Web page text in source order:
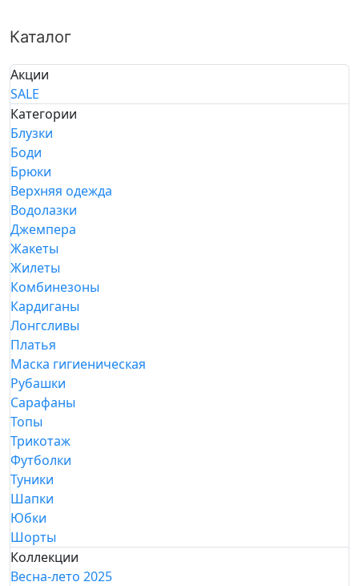
Каталог
Акции
SALE
Категории
Блузки
Боди
Брюки
Верхняя одежда
Водолазки
Джемпера
Жакеты
Жилеты
Комбинезоны
Кардиганы
Лонгсливы
Платья
Маска гигиеническая
Рубашки
Сарафаны
Топы
Трикотаж
Футболки
Туники
Шапки
Юбки
Шорты
Коллекции
Весна-лето 2025